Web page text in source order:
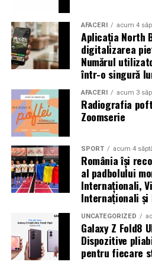
au pierdut viața, peste 6.500 au
altele au fost date dispărute.
au rămas fără locuințe în urma
Autoritățile din Liban au
național
Aniversări – Comemorări
– Sf. Ioan Maria Vianney, preot
Catolic 2026)
– 1807: S-a născut Constantin
editor, scriitor, traducător şi
AFACERI acum 4
Aplicația North
digitalizarea
Numărul
într-o singură
AFACERI acum 3
Radiografia
Zoomserie
SPORT acum 4
România își
al padbolului
Internaționali,
Internaționali și
UNCATEGORIZED
Galaxy Z Fold8
Dispozitive
pentru fiecare